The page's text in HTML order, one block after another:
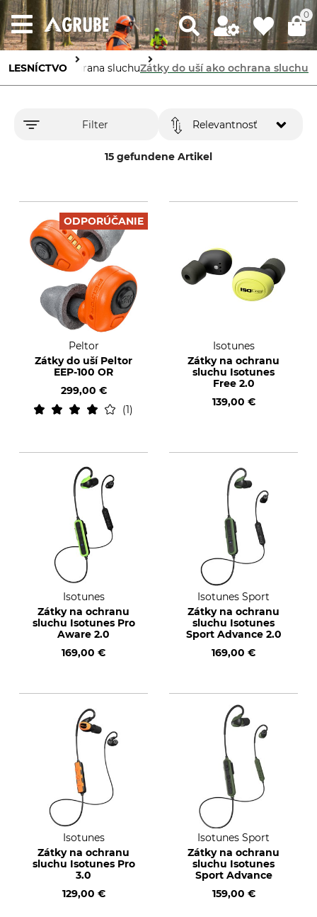
0
LESNÍCTVO
prostriedkyOchrana sluchuZátky do uší ako ochrana sluchu
Filter
15 gefundene Artikel
Relevantnosť
ODPORÚČANIE
Peltor
Zátky do uší Peltor
EEP-100 OR
299,00 €
1
Isotunes
Zátky na ochranu
sluchu Isotunes
Free 2.0
139,00 €
Isotunes
Zátky na ochranu
sluchu Isotunes Pro
Aware 2.0
169,00 €
Isotunes Sport
Zátky na ochranu
sluchu Isotunes
Sport Advance 2.0
169,00 €
Isotunes
Zátky na ochranu
sluchu Isotunes Pro
3.0
129,00 €
Isotunes Sport
Zátky na ochranu
sluchu Isotunes
Sport Advance
159,00 €